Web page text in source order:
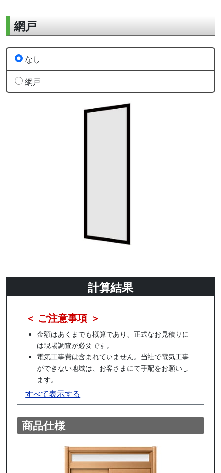
網戸
なし
網戸
計算結果
＜ ご注意事項 ＞
金額はあくまでも概算であり、正式なお見積りに
は現場調査が必要です。
電気工事費は含まれていません。当社で電気工事
ができない地域は、お客さまにて手配をお願いし
ます。
すべて表示する
商品仕様